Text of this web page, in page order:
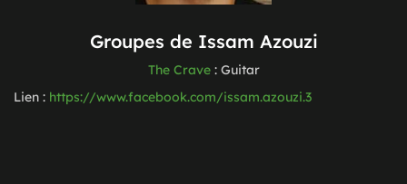
Groupes de Issam Azouzi
The Crave: Guitar
Lien : https://www.facebook.com/issam.azouzi.3